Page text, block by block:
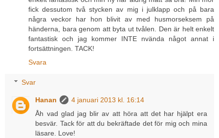
fick dessutom två stycken av mig i julklapp och på bara
några veckor har hon blivit av med husmorseksem på
händerna, bara genom att byta ut tvålen. Den är helt enkelt
fantastisk och jag kommer INTE nvända något annat i
fortsättningen. TACK!
Svara
Svar
Hanan
4 januari 2013 kl. 16:14
Åh vad glad jag blir av att höra att det har hjälpt era
besvär. Tack för att du bekräftade det för mig och mina
läsare. Love!